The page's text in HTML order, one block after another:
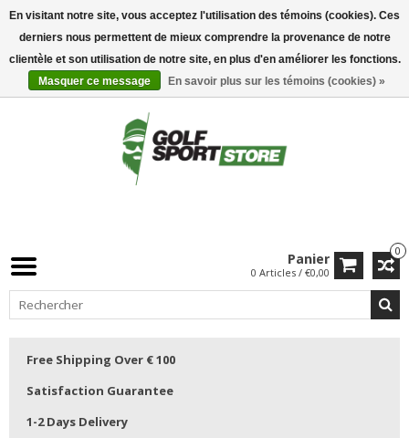
0
Panier
0 Articles / €0,00
Free Shipping Over € 100
Satisfaction Guarantee
1-2 Days Delivery
En visitant notre site, vous acceptez l'utilisation des témoins (cookies). Ces
derniers nous permettent de mieux comprendre la provenance de notre
clientèle et son utilisation de notre site, en plus d'en améliorer les fonctions.
Masquer ce message
En savoir plus sur les témoins (cookies) »